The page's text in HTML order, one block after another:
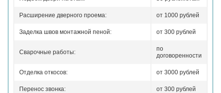
Расширение дверного проема: от 1000 рублей
Заделка швов монтажной пеной: от 300 рублей
Сварочные работы:
по
договоренности
Отделка откосов: от 3000 рублей
Перенос звонка: от 300 рублей